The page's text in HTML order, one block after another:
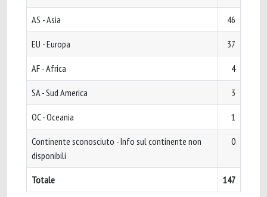
AS - Asia 46
EU - Europa 37
AF - Africa 4
SA - Sud America 3
OC - Oceania 1
Continente sconosciuto - Info sul continente non
disponibili
0
Totale 147